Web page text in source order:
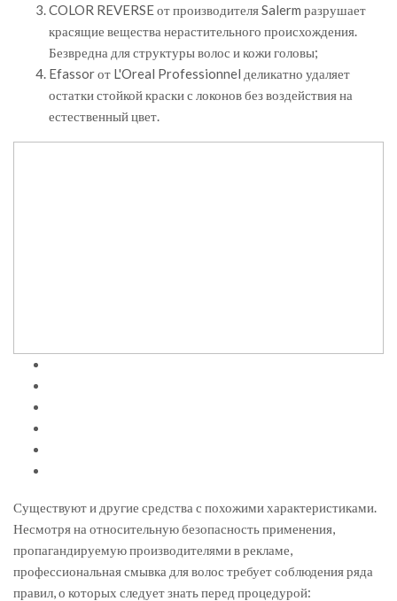
COLOR REVERSE от производителя Salerm разрушает
красящие вещества нерастительного происхождения.
Безвредна для структуры волос и кожи головы;
Efassor от L'Oreal Professionnel деликатно удаляет
остатки стойкой краски с локонов без воздействия на
естественный цвет.
Существуют и другие средства с похожими характеристиками.
Несмотря на относительную безопасность применения,
пропагандируемую производителями в рекламе,
профессиональная смывка для волос требует соблюдения ряда
правил, о которых следует знать перед процедурой: